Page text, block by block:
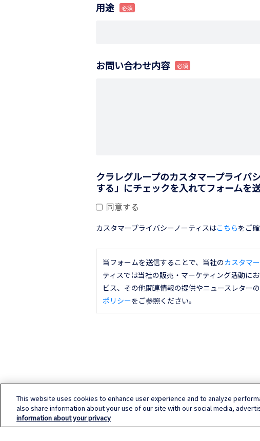
用途
お問い合わせ内容
クラレグループのカスタマープライバ
する」にチェックを入れてフォームを
同意する
カスタマープライバシーノーティスはこちらをご
当フォームを送信することで、当社のカスタマ
ティスでは当社の販売・マーケティング活動に
ビス、その他関連情報の提供やニュースレター
ポリシーをご参照ください。
This website uses cookies to enhance user experience and to analyze
also share information about your use of our site with our social media,
information about your privacy